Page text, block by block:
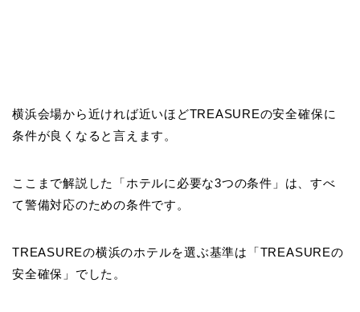
横浜会場から近ければ近いほどTREASUREの安全確保に
条件が良くなると言えます。
ここまで解説した「ホテルに必要な3つの条件」は、すべ
て警備対応のための条件です。
TREASUREの横浜のホテルを選ぶ基準は「TREASUREの
安全確保」でした。